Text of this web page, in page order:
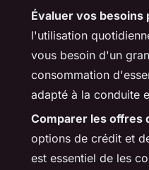
Évaluer vos besoins
l'utilisation
vous besoin d'un
consommation
adapté à la conduite
Comparer les offres
options de crédit et
est essentiel de les